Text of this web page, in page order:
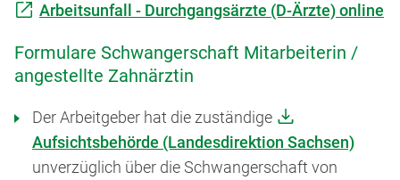
Arbeitsunfall - Durchgangsärzte (D-Ärzte) online
Formulare Schwangerschaft Mitarbeiterin /
angestellte Zahnärztin
Der Arbeitgeber hat die zuständige
Aufsichtsbehörde (Landesdirektion Sachsen)
unverzüglich über die Schwangerschaft von